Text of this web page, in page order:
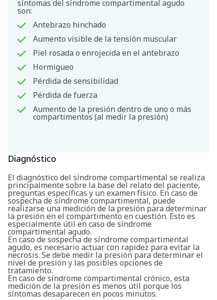
Buscar
síntomas del síndrome compartimental agudo
son:
Antebrazo hinchado
Aumento visible de la tensión muscular
Piel rosada o enrojecida en el antebrazo
Hormigueo
Pérdida de sensibilidad
Pérdida de fuerza
Aumento de la presión dentro de uno o más
compartimentos (al medir la presión)
Diagnóstico
El diagnóstico del síndrome compartimental se realiza
principalmente sobre la base del relato del paciente,
preguntas específicas y un examen físico. En caso de
sospecha de síndrome compartimental, puede
realizarse una medición de la presión para determinar
la presión en el compartimento en cuestión. Esto es
especialmente útil en caso de síndrome
compartimental agudo.
En caso de sospecha de síndrome compartimental
agudo, es necesario actuar con rapidez para evitar la
necrosis. Se debe medir la presión para determinar el
nivel de presión y las posibles opciones de
tratamiento.
En caso de síndrome compartimental crónico, esta
medición de la presión es menos útil porque los
síntomas desaparecen en pocos minutos.